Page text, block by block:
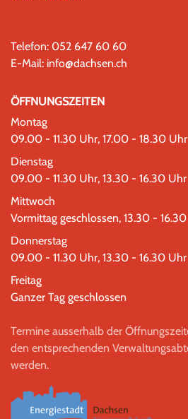
Telefon: 052 647 60 60
E-Mail: info@dachsen.ch
ÖFFNUNGSZEITEN
Montag
09.00 - 11.30 Uhr, 17.00 - 18.30 Uhr
Dienstag
09.00 - 11.30 Uhr, 13.30 - 16.30 Uhr
Mittwoch
Vormittag geschlossen, 13.30 -
Donnerstag
09.00 - 11.30 Uhr, 13.30 - 16.30 Uhr
Freitag
Ganzer Tag geschlossen
Termine ausserhalb der
den entsprechenden
werden.